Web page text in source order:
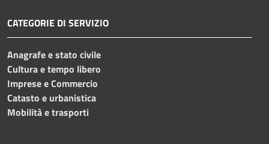
CATEGORIE DI SERVIZIO
Anagrafe e stato civile
Cultura e tempo libero
Imprese e Commercio
Catasto e urbanistica
Mobilità e trasporti